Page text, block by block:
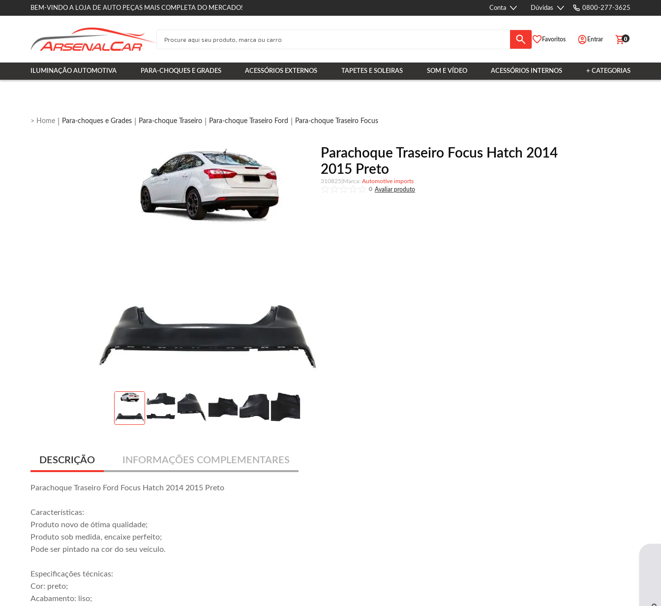
BEM-VINDO A LOJA DE AUTO PEÇAS MAIS COMPLETA DO MERCADO! Conta Dúvidas 0800-277-3625
Favoritos Entrar 0
ILUMINAÇÃO AUTOMOTIVA PARA-CHOQUES E GRADES ACESSÓRIOS EXTERNOS TAPETES E SOLEIRAS SOM E VÍDEO ACESSÓRIOS INTERNOS + CATEGORIAS
Para-choques e Grades Para-choque Traseiro Para-choque Traseiro Ford Para-choque Traseiro Focus
Parachoque Traseiro Focus Hatch 2014
2015 Preto
310825
Automotive imports
0
DESCRIÇÃO INFORMAÇÕES COMPLEMENTARES
Parachoque Traseiro Ford Focus Hatch 2014 2015 Preto
Características:
Produto novo de ótima qualidade;
Produto sob medida, encaixe perfeito;
Pode ser pintado na cor do seu veículo.
Especificações técnicas:
Cor: preto;
Acabamento: liso;